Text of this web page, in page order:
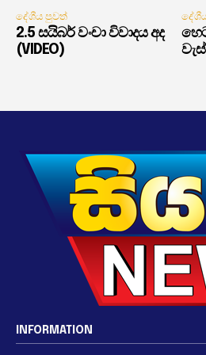
දේශීය පුවත්
2.5 සයිබර් වංචා විවාදය අද
(VIDEO)
INFORMATION